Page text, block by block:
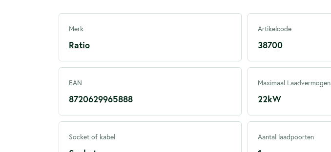
Merk
Ratio
Artikelcode
38700
EAN
8720629965888
Maximaal Laadvermogen
22kW
Socket of kabel Aantal laadpoorten